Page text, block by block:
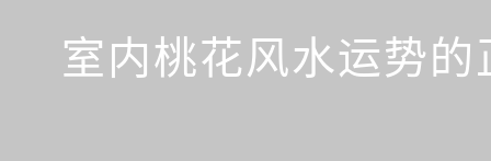
室内桃花风水运势